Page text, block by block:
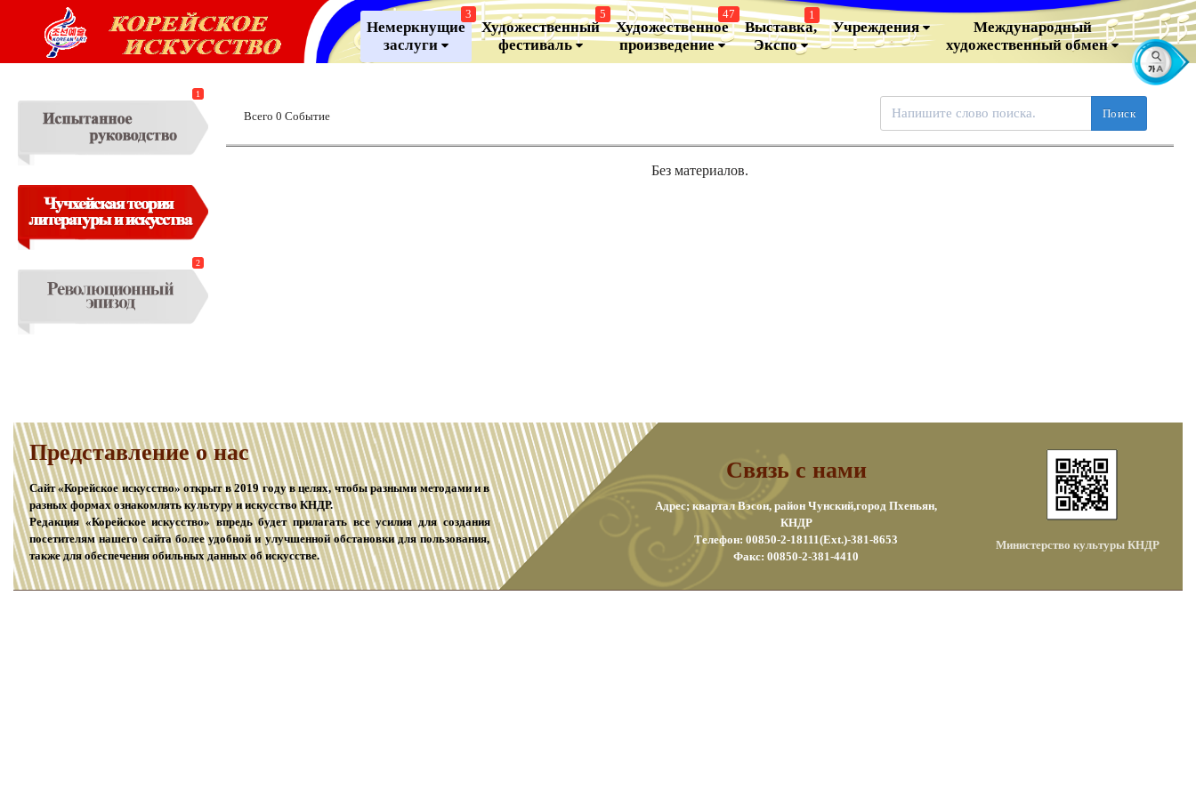
Немеркнущие
заслуги
3
Художественный
фестиваль
5
Художественное
произведение
47
Выставка,
Экспо
1
Учреждения
Международный
художественный обмен
1
2
Всего 0 Событие Поиск
Без материалов.
Представление о наc
Сайт «Корейское искусство» открыт в 2019 году в целях, чтобы разными методами и в
разных формах ознакомлять культуру и искусство КНДР.
Редакция «Корейское искусство» впредь будет прилагать все усилия для создания
посетителям нашего сайта более удобной и улучшенной обстановки для пользования,
также для обеспечения обильных данных об искусстве.
Связь с нами
Адрес; квартал Вэсон, район Чунский,город Пхеньян,
КНДР
Телефон: 00850-2-18111(Ext.)-381-8653
Факс: 00850-2-381-4410
Министерство культуры КНДР